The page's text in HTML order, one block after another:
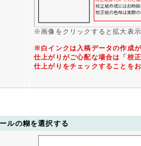
53,664円
61,408円 100,532円
76,079円 124,985円
90,750円 149,438円
173,891円
枚
120,095円 198,344円
※画像をクリックすると拡大表
※白インクは入稿データの作成が
仕上がりがご心配な場合は「校
仕上がりをチェックすることを
ルの糊を選択する